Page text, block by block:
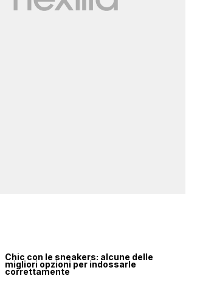
Chic con le sneakers: alcune delle
migliori opzioni per indossarle
correttamente